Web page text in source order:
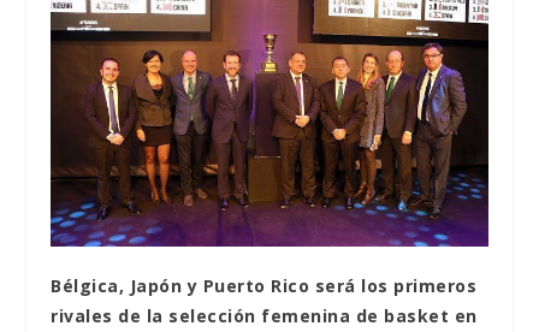
Bélgica, Japón y Puerto Rico será los primeros
rivales de la selección femenina de basket en